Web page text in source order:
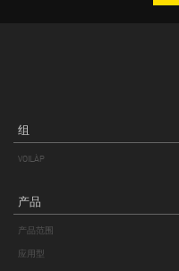
3.授予的性质、数据保存期限和
您个人数据的保存期限：
• 出于上文第 2(a)和(b)段所述
内；
• 为上文第 2(c)段所述目的，自
同意书之前，该同意书将持续 2
数据处理符合 GDPR 的要求，
组
VOILÀP
产品
产品范围
应用型